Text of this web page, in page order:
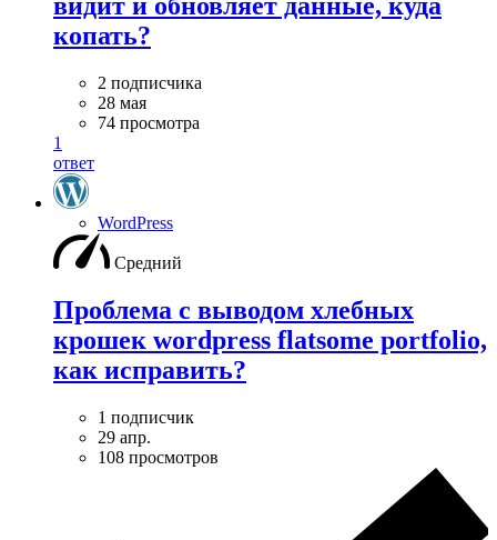
копать?
2 подписчика
28 мая
74 просмотра
1
ответ
WordPress
Средний
Проблема с выводом хлебных
крошек wordpress flatsome portfolio,
как исправить?
1 подписчик
29 апр.
108 просмотров